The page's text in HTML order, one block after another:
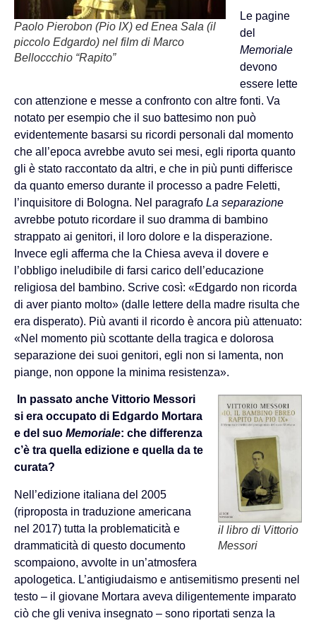
Paolo Pierobon (Pio IX) ed Enea Sala (il
piccolo Edgardo) nel film di Marco
Belloccchio “Rapito”
Le pagine
del
Memoriale
devono
essere lette
con attenzione e messe a confronto con altre fonti. Va
notato per esempio che il suo battesimo non può
evidentemente basarsi su ricordi personali dal momento
che all’epoca avrebbe avuto sei mesi, egli riporta quanto
gli è stato raccontato da altri, e che in più punti differisce
da quanto emerso durante il processo a padre Feletti,
l’inquisitore di Bologna. Nel paragrafo La separazione
avrebbe potuto ricordare il suo dramma di bambino
strappato ai genitori, il loro dolore e la disperazione.
Invece egli afferma che la Chiesa aveva il dovere e
l’obbligo ineludibile di farsi carico dell’educazione
religiosa del bambino. Scrive così: «Edgardo non ricorda
di aver pianto molto» (dalle lettere della madre risulta che
era disperato). Più avanti il ricordo è ancora più attenuato:
«Nel momento più scottante della tragica e dolorosa
separazione dei suoi genitori, egli non si lamenta, non
piange, non oppone la minima resistenza».
il libro di Vittorio
Messori
In passato anche Vittorio Messori
si era occupato di Edgardo Mortara
e del suo Memoriale: che differenza
c’è tra quella edizione e quella da te
curata?
Nell’edizione italiana del 2005
(riproposta in traduzione americana
nel 2017) tutta la problematicità e
drammaticità di questo documento
scompaiono, avvolte in un’atmosfera
apologetica. L’antigiudaismo e antisemitismo presenti nel
testo – il giovane Mortara aveva diligentemente imparato
ciò che gli veniva insegnato – sono riportati senza la